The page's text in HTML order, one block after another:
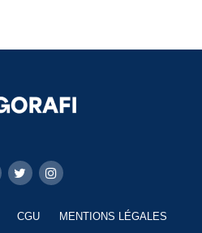
CGU MENTIONS LÉGALES